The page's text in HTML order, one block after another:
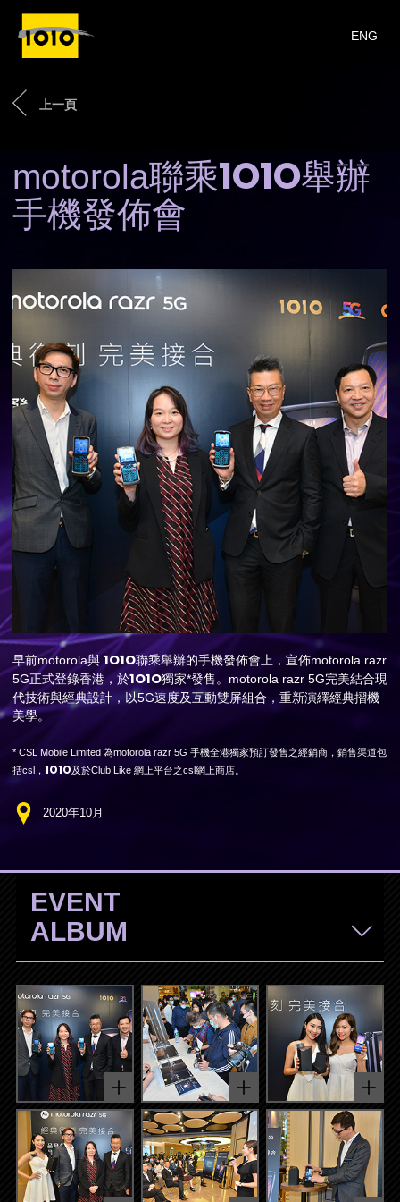
ENG
上一頁
motorola聯乘1O1O舉辦
手機發佈會
早前motorola與 1O1O聯乘舉辦的手機發佈會上，宣佈motorola razr
5G正式登錄香港，於1O1O獨家*發售。motorola razr 5G完美結合現
代技術與經典設計，以5G速度及互動雙屏組合，重新演繹經典摺機
美學。
* CSL Mobile Limited 為motorola razr 5G 手機全港獨家預訂發售之經銷商，銷售渠道包
括csl， 1O1O及於Club Like 網上平台之csl網上商店。
2020年10月
EVENT
ALBUM